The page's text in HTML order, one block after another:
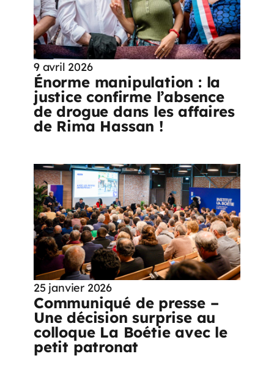
9 avril 2026
Énorme manipulation : la
justice confirme l’absence
de drogue dans les affaires
de Rima Hassan !
25 janvier 2026
Communiqué de presse –
Une décision surprise au
colloque La Boétie avec le
petit patronat